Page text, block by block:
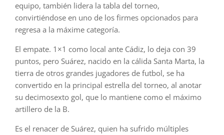
equipo, también lidera la tabla del torneo,
convirtiéndose en uno de los firmes opcionados para
regresa a la máxime categoría.
El empate. 1×1 como local ante Cádiz, lo deja con 39
puntos, pero Suárez, nacido en la cálida Santa Marta, la
tierra de otros grandes jugadores de futbol, se ha
convertido en la principal estrella del torneo, al anotar
su decimosexto gol, que lo mantiene como el máximo
artillero de la B.
Es el renacer de Suárez, quien ha sufrido múltiples